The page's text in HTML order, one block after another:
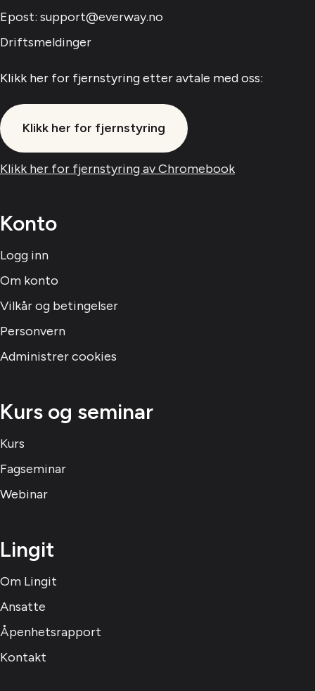
Epost: support@everway.no
Driftsmeldinger
Klikk her for fjernstyring etter avtale med oss:
Klikk her for fjernstyring
Klikk her for fjernstyring av Chromebook
Konto
Logg inn
Om konto
Vilkår og betingelser
Personvern
Administrer cookies
Kurs og seminar
Kurs
Fagseminar
Webinar
Lingit
Om Lingit
Ansatte
Åpenhetsrapport
Kontakt